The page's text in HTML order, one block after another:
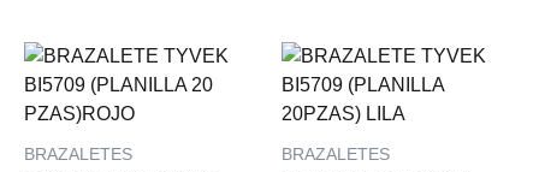
BRAZALETES BRAZALETES